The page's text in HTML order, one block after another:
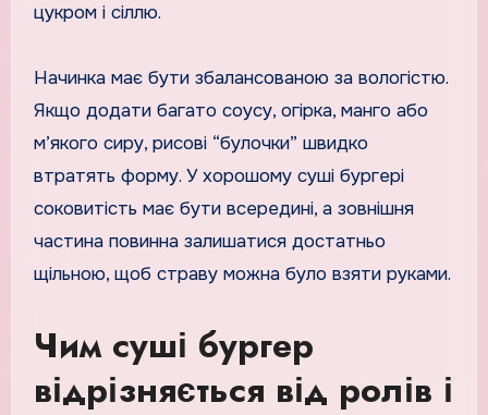
цукром і сіллю.
Начинка має бути збалансованою за вологістю.
Якщо додати багато соусу, огірка, манго або
м’якого сиру, рисові “булочки” швидко
втратять форму. У хорошому суші бургері
соковитість має бути всередині, а зовнішня
частина повинна залишатися достатньо
щільною, щоб страву можна було взяти руками.
Чим суші бургер
відрізняється від ролів і